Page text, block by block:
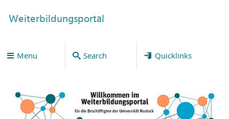
Weiterbildungsportal
Menu Search Quicklinks